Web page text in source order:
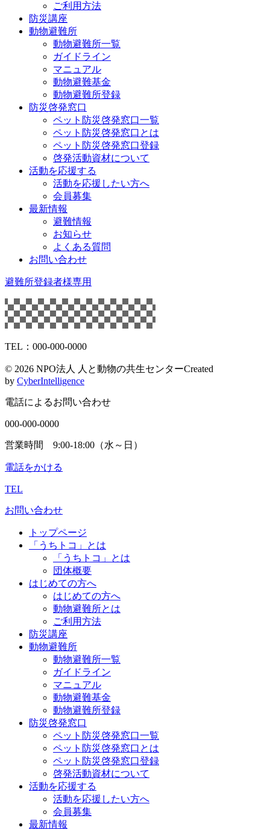
ご利用方法
防災講座
動物避難所
動物避難所一覧
ガイドライン
マニュアル
動物避難基金
動物避難所登録
防災啓発窓口
ペット防災啓発窓口一覧
ペット防災啓発窓口とは
ペット防災啓発窓口登録
啓発活動資材について
活動を応援する
活動を応援したい方へ
会員募集
最新情報
避難情報
お知らせ
よくある質問
お問い合わせ
避難所登録者様専用
TEL：000-000-0000
© 2026 NPO法人 人と動物の共生センターCreated
by CyberIntelligence
電話によるお問い合わせ
000-000-0000
営業時間 9:00-18:00（水～日）
電話をかける
TEL
お問い合わせ
トップページ
「うちトコ」とは
「うちトコ」とは
団体概要
はじめての方へ
はじめての方へ
動物避難所とは
ご利用方法
防災講座
動物避難所
動物避難所一覧
ガイドライン
マニュアル
動物避難基金
動物避難所登録
防災啓発窓口
ペット防災啓発窓口一覧
ペット防災啓発窓口とは
ペット防災啓発窓口登録
啓発活動資材について
活動を応援する
活動を応援したい方へ
会員募集
最新情報